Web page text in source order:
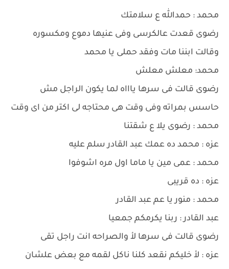
محمد : حمدالله ع سلامتك
رضوى قعدت عالكرسى وفى عنيها دموع ومكسوره
وقالت ابننا مات وفقد حملى يا محمد
محمد: معلش معلش
رضوى قالت فى سرها ياااه لما يكون الراجل مش
حاسس بمراته وفى وقت هى محتاجه لى اكتر من اى وقت
محمد : رضوى يلا ع شقتنا
عزه : محمد ده عمك عبد القادر سلم عليه
محمد : عمى مين يا ماما اول مره اشوفوا
عزه : ده قريبى
محمد : منور يا عم عبد القادر
عبد القادر : ربنا يكرمكم جمعيا
رضوى قالت فى سرها لأ والصراحه انت راجل تقى
عزه : لأ خليكم نقعد كلنا ناكل لقمه مع بعض علشان